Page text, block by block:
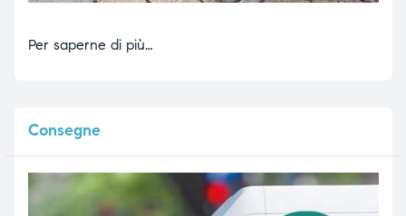
Per saperne di più…
Consegne